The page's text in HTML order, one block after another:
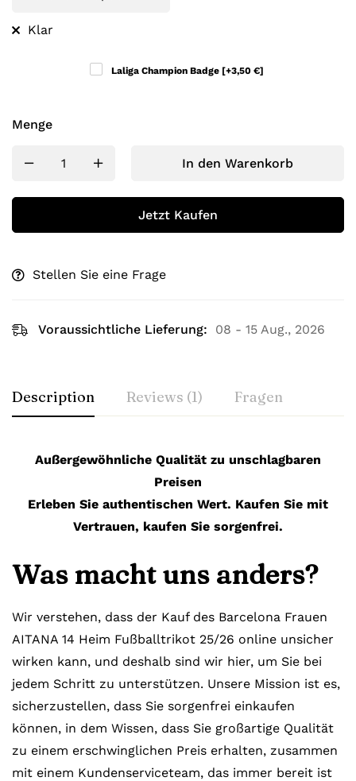
Klar
Laliga Champion Badge [+3,50 €]
Menge
In den Warenkorb
Jetzt Kaufen
Stellen Sie eine Frage
Voraussichtliche Lieferung: 08 - 15 Aug., 2026
Description Reviews (1) Fragen
Außergewöhnliche Qualität zu unschlagbaren
Preisen
Erleben Sie authentischen Wert. Kaufen Sie mit
Vertrauen, kaufen Sie sorgenfrei.
Was macht uns anders?
Wir verstehen, dass der Kauf des Barcelona Frauen
AITANA 14 Heim Fußballtrikot 25/26 online unsicher
wirken kann, und deshalb sind wir hier, um Sie bei
jedem Schritt zu unterstützen. Unsere Mission ist es,
sicherzustellen, dass Sie sorgenfrei einkaufen
können, in dem Wissen, dass Sie großartige Qualität
zu einem erschwinglichen Preis erhalten, zusammen
mit einem Kundenserviceteam, das immer bereit ist